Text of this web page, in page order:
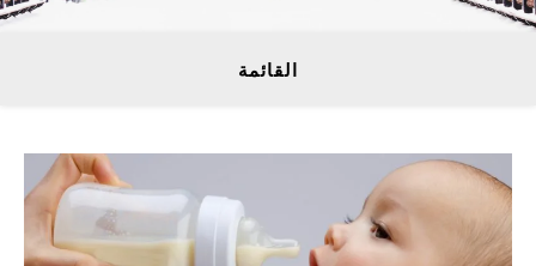
القائمة